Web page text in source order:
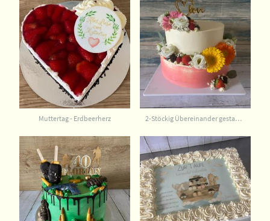
Muttertag - Erdbeerherz 2-Stöckig Übereinander gestapelt